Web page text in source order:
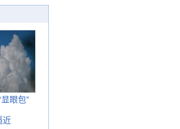
眼包”
近